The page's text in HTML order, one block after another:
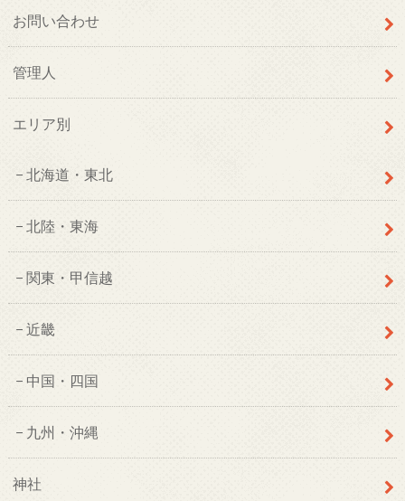
お問い合わせ
管理人
エリア別
北海道・東北
北陸・東海
関東・甲信越
近畿
中国・四国
九州・沖縄
神社